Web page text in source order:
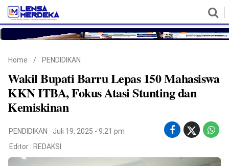
Home / PENDIDIKAN
Wakil Bupati Barru Lepas 150 Mahasiswa
KKN ITBA, Fokus Atasi Stunting dan
Kemiskinan
PENDIDIKAN
Juli 19, 2025 - 9:21 pm
Editor : REDAKSI